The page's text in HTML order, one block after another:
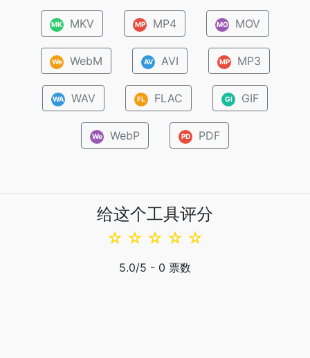
MK MKV MP MP4 MO MOV
We WebM AV AVI MP MP3
WA WAV FL FLAC GI GIF
We WebP PD PDF
给这个工具评分
☆
☆
☆
☆
☆
5.0/5 - 0 票数